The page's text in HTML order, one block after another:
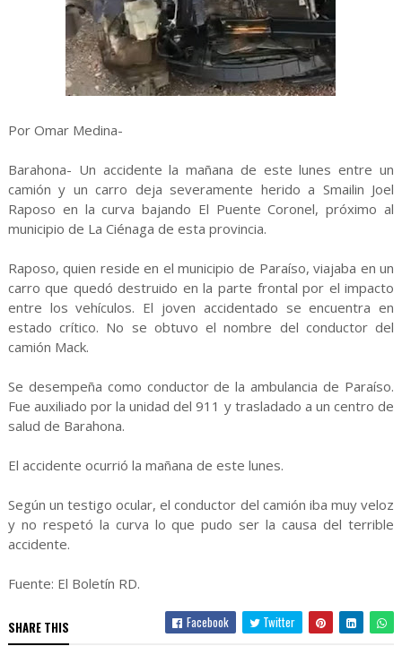
Por Omar Medina-
Barahona- Un accidente la mañana de este lunes entre un
camión y un carro deja severamente herido a Smailin Joel
Raposo en la curva bajando El Puente Coronel, próximo al
municipio de La Ciénaga de esta provincia.
Raposo, quien reside en el municipio de Paraíso, viajaba en un
carro que quedó destruido en la parte frontal por el impacto
entre los vehículos. El joven accidentado se encuentra en
estado crítico. No se obtuvo el nombre del conductor del
camión Mack.
Se desempeña como conductor de la ambulancia de Paraíso.
Fue auxiliado por la unidad del 911 y trasladado a un centro de
salud de Barahona.
El accidente ocurrió la mañana de este lunes.
Según un testigo ocular, el conductor del camión iba muy veloz
y no respetó la curva lo que pudo ser la causa del terrible
accidente.
Fuente: El Boletín RD.
SHARE THIS Facebook Twitter